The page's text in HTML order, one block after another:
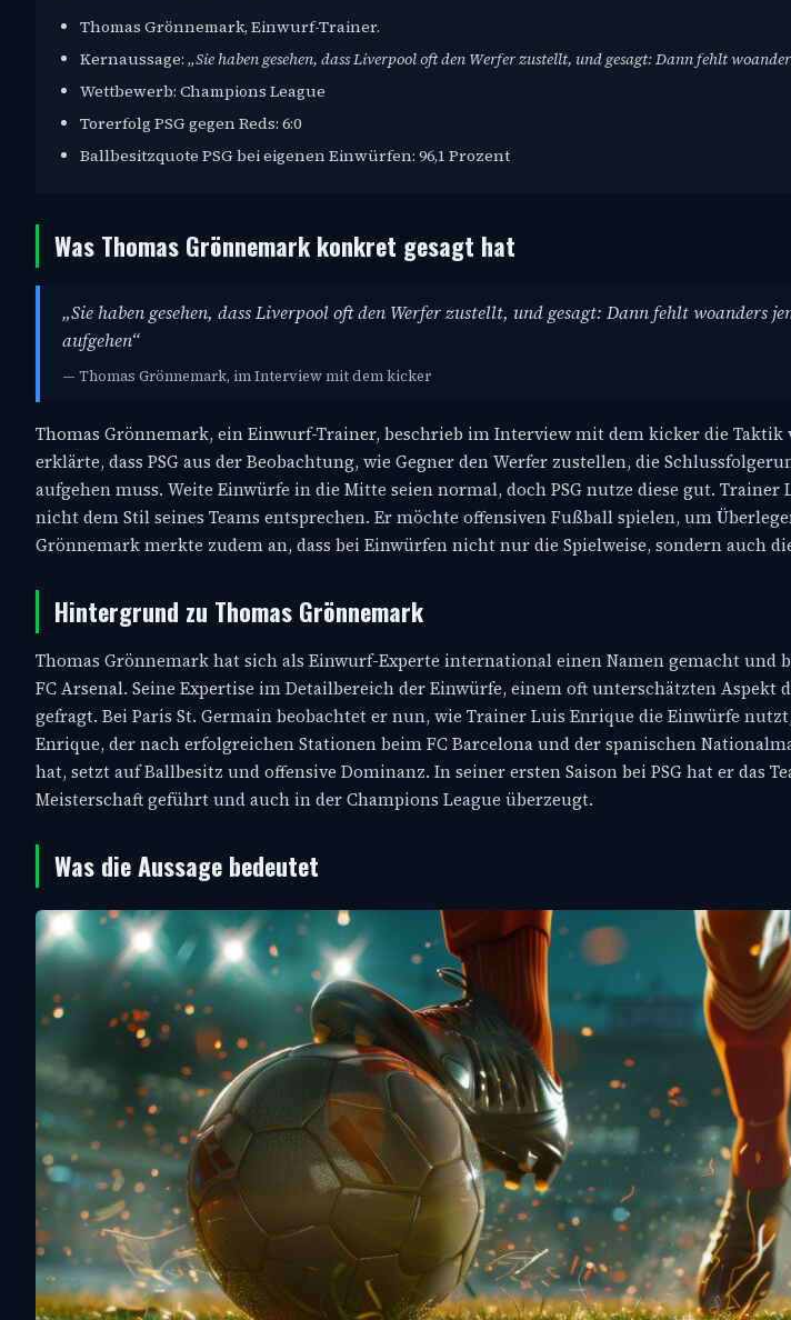
Thomas Grönnemark, Einwurf-Trainer.
Kernaussage: „Sie haben gesehen, dass Liverpool oft den Werfer zustellt, und gesagt: Dann fehlt
Wettbewerb: Champions League
Torerfolg PSG gegen Reds: 6:0
Ballbesitzquote PSG bei eigenen Einwürfen: 96,1 Prozent
Was Thomas Grönnemark konkret gesagt hat
„Sie haben gesehen, dass Liverpool oft den Werfer zustellt, und gesagt: Dann fehlt woanders
aufgehen“
— Thomas Grönnemark, im Interview mit dem kicker
Thomas Grönnemark, ein Einwurf-Trainer, beschrieb im Interview mit dem kicker die Taktik
erklärte, dass PSG aus der Beobachtung, wie Gegner den Werfer zustellen, die
aufgehen muss. Weite Einwürfe in die Mitte seien normal, doch PSG nutze diese gut.
nicht dem Stil seines Teams entsprechen. Er möchte offensiven Fußball spielen, um
Grönnemark merkte zudem an, dass bei Einwürfen nicht nur die Spielweise, sondern auch
Hintergrund zu Thomas Grönnemark
Thomas Grönnemark hat sich als Einwurf-Experte international einen Namen gemacht und
FC Arsenal. Seine Expertise im Detailbereich der Einwürfe, einem oft unterschätzten Aspekt
gefragt. Bei Paris St. Germain beobachtet er nun, wie Trainer Luis Enrique die Einwürfe
Enrique, der nach erfolgreichen Stationen beim FC Barcelona und der spanischen
hat, setzt auf Ballbesitz und offensive Dominanz. In seiner ersten Saison bei PSG hat er das
Meisterschaft geführt und auch in der Champions League überzeugt.
Was die Aussage bedeutet